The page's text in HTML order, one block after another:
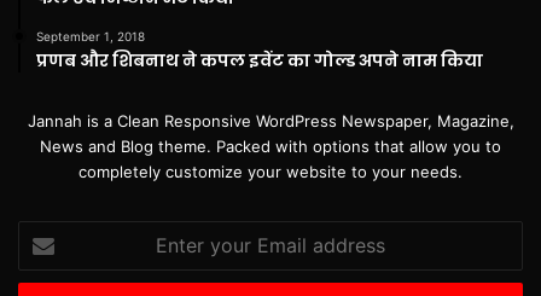
September 1, 2018
प्रणब और शिबनाथ ने कपल इवेंट का गोल्ड अपने नाम किया
Jannah is a Clean Responsive WordPress Newspaper, Magazine,
News and Blog theme. Packed with options that allow you to
completely customize your website to your needs.
Enter
your
Email